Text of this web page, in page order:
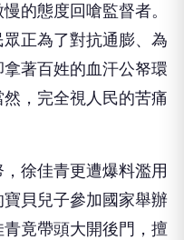
的態度回嗆監督者。
正為了對抗通膨、為
著百姓的血汗公帑環
，完全視人民的苦痛
徐佳青更遭爆料濫用
貝兒子參加國家舉辦
竟帶頭大開後門，擅